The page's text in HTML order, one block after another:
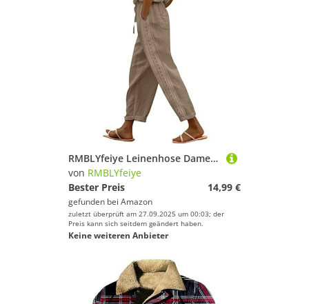
RMBLYfeiye Leinenhose Damen Einfarbiges High Waist 7/8 Hosen Mit Taschen Elastische Taille Tunnelzug Business Hose Straight Leg Chino Stoffhose Freizeithose Sommerhose Leicht
von RMBLYfeiye
Bester Preis
14,99 €
gefunden bei Amazon
zuletzt überprüft am 27.09.2025 um 00:03; der
Preis kann sich seitdem geändert haben.
Keine weiteren Anbieter